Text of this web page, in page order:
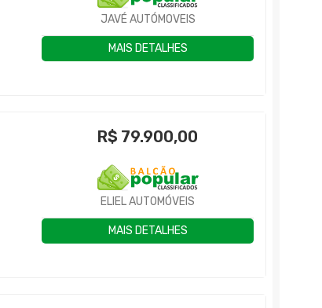
JAVÉ AUTÓMOVEIS
MAIS DETALHES
R$ 79.900,00
ELIEL AUTOMÓVEIS
MAIS DETALHES